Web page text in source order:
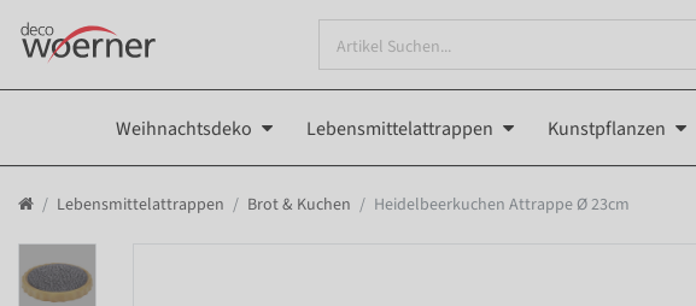
Weihnachtsdeko Lebensmittelattrappen Kunstpflanzen
Lebensmittelattrappen Brot & Kuchen Heidelbeerkuchen Attrappe Ø 23cm